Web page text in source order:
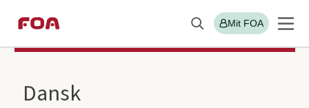
hovedindhold
hovedmenu
Søg Mit FOA
Sektions
menu
Dansk